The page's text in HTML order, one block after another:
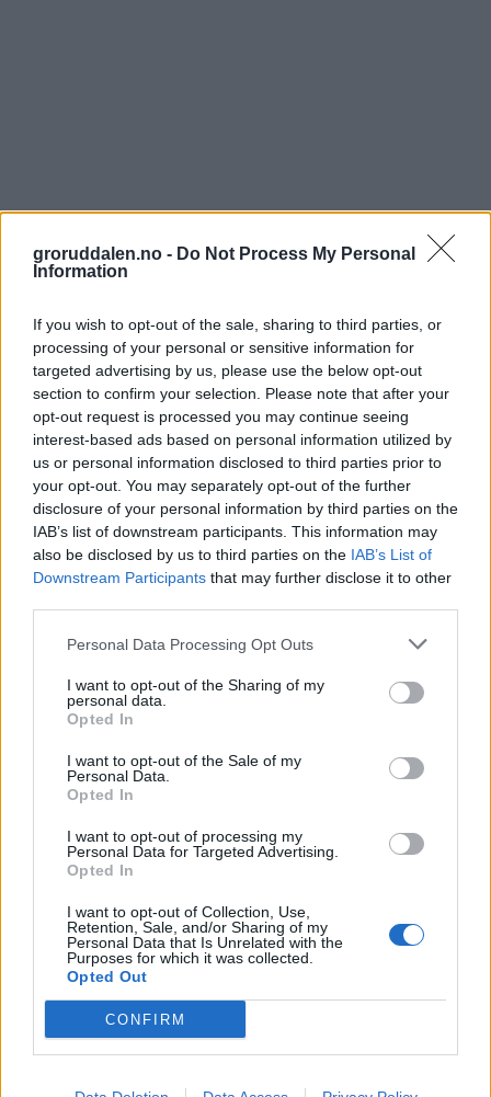
groruddalen.no - Do Not Process My Personal
Information
If you wish to opt-out of the sale, sharing to third parties, or
processing of your personal or sensitive information for
targeted advertising by us, please use the below opt-out
section to confirm your selection. Please note that after your
opt-out request is processed you may continue seeing
interest-based ads based on personal information utilized by
us or personal information disclosed to third parties prior to
your opt-out. You may separately opt-out of the further
disclosure of your personal information by third parties on the
IAB’s list of downstream participants. This information may
also be disclosed by us to third parties on the IAB’s List of
Downstream Participants that may further disclose it to other
Personal Data Processing Opt Outs
I want to opt-out of the Sharing of my
personal data.
Opted In
I want to opt-out of the Sale of my
Personal Data.
Opted In
I want to opt-out of processing my
Personal Data for Targeted Advertising.
Opted In
I want to opt-out of Collection, Use,
Retention, Sale, and/or Sharing of my
Personal Data that Is Unrelated with the
Purposes for which it was collected.
Opted Out
CONFIRM